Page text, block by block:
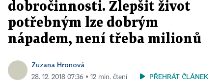
dobročinnosti. Zlepšit život
potřebným lze dobrým
nápadem, není třeba milionů
Zuzana Hronová
28. 12. 2018 07:36 ▪ 12 min. čtení PŘEHRÁT ČLÁNEK